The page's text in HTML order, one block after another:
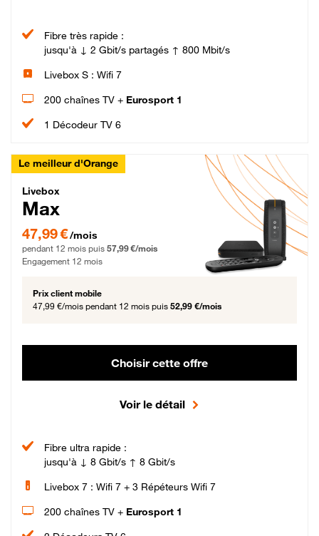
Fibre très rapide :
jusqu'à ↓ 2 Gbit/s partagés ↑ 800 Mbit/s
Livebox S : Wifi 7
200 chaînes TV + Eurosport 1
1 Décodeur TV 6
Le meilleur d'Orange
Livebox Max Fibre
Livebox
Max
47,99 € par mois pendant 12 mois puis 57,99 € par mois, Engagement 12 mois
47,99 €/mois
pendant 12 mois puis 57,99 €/mois
Engagement 12 mois
Prix client mobile
47,99 €/mois pendant 12 mois puis 52,99 €/mois
Choisir cette offre
Voir le détail
Fibre ultra rapide :
jusqu'à ↓ 8 Gbit/s ↑ 8 Gbit/s
Livebox 7 : Wifi 7 + 3 Répéteurs Wifi 7
200 chaînes TV + Eurosport 1